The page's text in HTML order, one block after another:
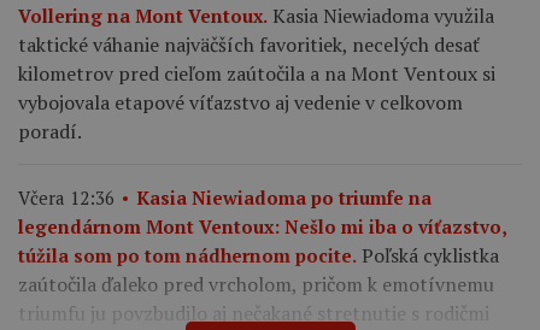
Vollering na Mont Ventoux. Kasia Niewiadoma využila
taktické váhanie najväčších favoritiek, necelých desať
kilometrov pred cieľom zaútočila a na Mont Ventoux si
vybojovala etapové víťazstvo aj vedenie v celkovom
poradí.
Včera 12:36
Kasia Niewiadoma po triumfe na
legendárnom Mont Ventoux: Nešlo mi iba o víťazstvo,
túžila som po tom nádhernom pocite. Poľská cyklistka
zaútočila ďaleko pred vrcholom, pričom k emotívnemu
triumfu ju povzbudilo aj nečakané stretnutie s rodičmi